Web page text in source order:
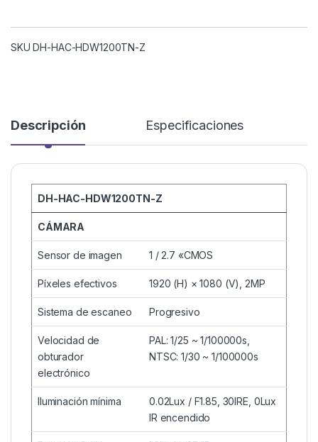
SKU DH-HAC-HDW1200TN-Z
Descripción Especificaciones
DH-HAC-HDW1200TN-Z
CÁMARA
Sensor de imagen 1 / 2.7 «CMOS
Píxeles efectivos 1920 (H) × 1080 (V), 2MP
Sistema de escaneo Progresivo
Velocidad de
obturador
electrónico
PAL: 1/25 ~ 1/100000s,
NTSC: 1/30 ~ 1/100000s
Iluminación mínima
0.02Lux / F1.85, 30IRE, 0Lux
IR encendido